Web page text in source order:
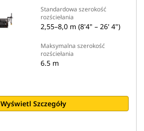
Standardowa szerokość
rozściełania
2,55–8,0 m (8'4" – 26' 4")
Maksymalna szerokość
rozściełania
6.5 m
Wyświetl Szczegóły